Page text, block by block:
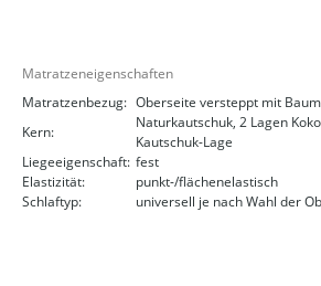
Matratzeneigenschaften
Matratzenbezug: Oberseite versteppt mit
Kern:
Naturkautschuk, 2 Lagen
Kautschuk-Lage
Liegeeigenschaft: fest
Elastizität:
punkt-/flächenelastisch
Schlaftyp:
universell je nach Wahl der